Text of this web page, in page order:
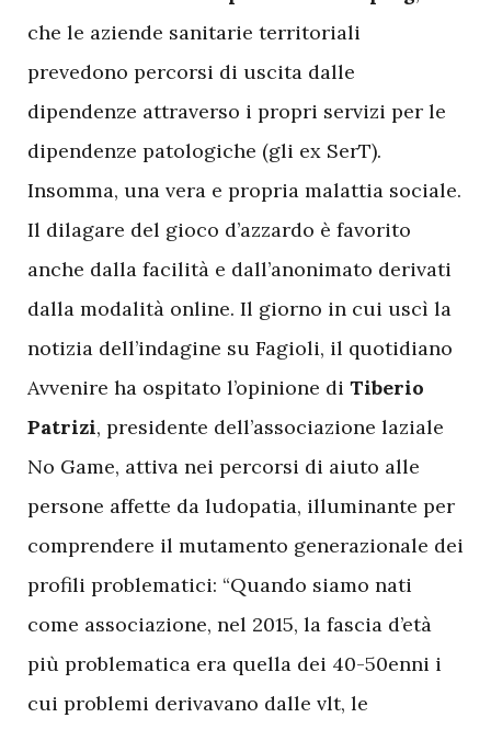
che le aziende sanitarie territoriali
prevedono percorsi di uscita dalle
dipendenze attraverso i propri servizi per le
dipendenze patologiche (gli ex SerT).
Insomma, una vera e propria malattia sociale.
Il dilagare del gioco d’azzardo è favorito
anche dalla facilità e dall’anonimato derivati
dalla modalità online. Il giorno in cui uscì la
notizia dell’indagine su Fagioli, il quotidiano
Avvenire ha ospitato l’opinione di Tiberio
Patrizi, presidente dell’associazione laziale
No Game, attiva nei percorsi di aiuto alle
persone affette da ludopatia, illuminante per
comprendere il mutamento generazionale dei
profili problematici: “Quando siamo nati
come associazione, nel 2015, la fascia d’età
più problematica era quella dei 40-50enni i
cui problemi derivavano dalle vlt, le